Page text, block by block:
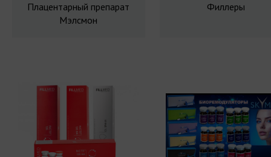
Плацентарный препарат
Мэлсмон
Филлеры